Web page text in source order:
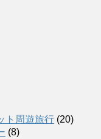
ト周遊旅行 (20)
(8)